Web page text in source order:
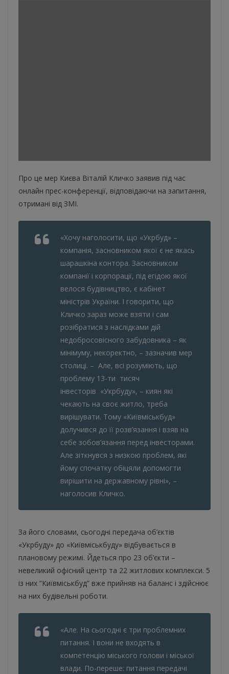
Про це мер Києва Віталій Кличко заявив під час
онлайн прес-конференції, відповідаючи на запитання,
отримані від ЗМІ.
«Хочу наголосити, що «Укрбуд» –
компанія, засновником якої є не якась
шарашкіна контора. Засновником
компанії і корпорації, під егідою якої
велося будівництво, є кабінет
міністрів України. І говорити, що
Кличко зараз може взяти і сам
розібратися з наслідками дій
недобросовісного забудовника – як
мінімуму, некоректно, – зазначив мер
столиці. – Але, всі розуміють, що
проблему 13-ти тисяч
інвесторів «Укрбуду», – киян які
чекають на своє житло, треба
вирішувати. Тому «Київміськбуд»
долучився до її розв’язання і взяв на
себе зобов’язання перед інвесторами.
Але зіткнувся з низкою проблем, які
йому спочатку обіцяли допомогти
вирішити на державному рівні», –
наголосив Кличко.
За його словами, сьогодні передача об’єктів
«Укрбуду» до «Київміськбуду» відбувається в
плановому режимі. Йдеться про 23 об’єкти –
невеликий офісний центр та 22 житлових комплекси. 5
із них “Київміськбуд” вже прийняв на баланс і здійснює
на них будівельні роботи.
«Але. На сьогодні є три проблемних
питання. І вони не входять в
компетенцію міського голови і міської
влади. По-переше: питання передачі